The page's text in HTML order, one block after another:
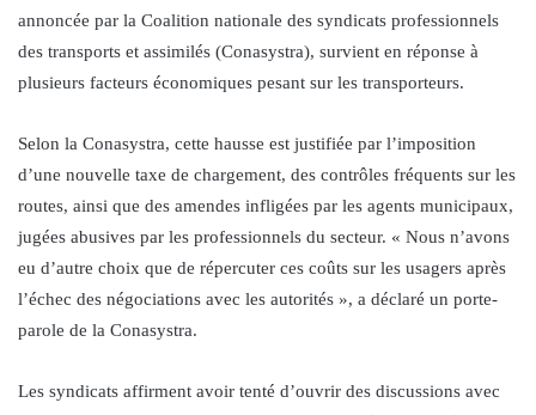
annoncée par la Coalition nationale des syndicats professionnels
des transports et assimilés (Conasystra), survient en réponse à
plusieurs facteurs économiques pesant sur les transporteurs.
Selon la Conasystra, cette hausse est justifiée par l’imposition
d’une nouvelle taxe de chargement, des contrôles fréquents sur les
routes, ainsi que des amendes infligées par les agents municipaux,
jugées abusives par les professionnels du secteur. « Nous n’avons
eu d’autre choix que de répercuter ces coûts sur les usagers après
l’échec des négociations avec les autorités », a déclaré un porte-
parole de la Conasystra.
Les syndicats affirment avoir tenté d’ouvrir des discussions avec